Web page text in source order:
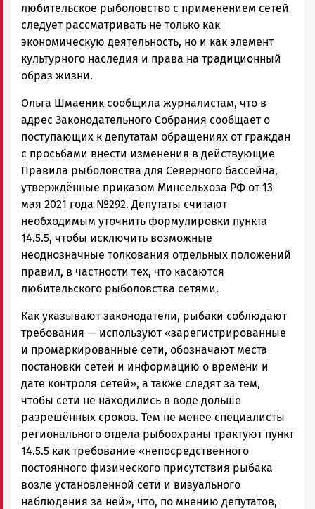
любительское рыболовство с применением сетей
следует рассматривать не только как
экономическую деятельность, но и как элемент
культурного наследия и права на традиционный
образ жизни.
Ольга Шмаеник сообщила журналистам, что в
адрес Законодательного Собрания сообщает о
поступающих к депутатам обращениях от граждан
с просьбами внести изменения в действующие
Правила рыболовства для Северного бассейна,
утверждённые приказом Минсельхоза РФ от 13
мая 2021 года №292. Депутаты считают
необходимым уточнить формулировки пункта
14.5.5, чтобы исключить возможные
неоднозначные толкования отдельных положений
правил, в частности тех, что касаются
любительского рыболовства сетями.
Как указывают законодатели, рыбаки соблюдают
требования — используют «зарегистрированные
и промаркированные сети, обозначают места
постановки сетей и информацию о времени и
дате контроля сетей», а также следят за тем,
чтобы сети не находились в воде дольше
разрешённых сроков. Тем не менее специалисты
регионального отдела рыбоохраны трактуют пункт
14.5.5 как требование «непосредственного
постоянного физического присутствия рыбака
возле установленной сети и визуального
наблюдения за ней», что, по мнению депутатов,